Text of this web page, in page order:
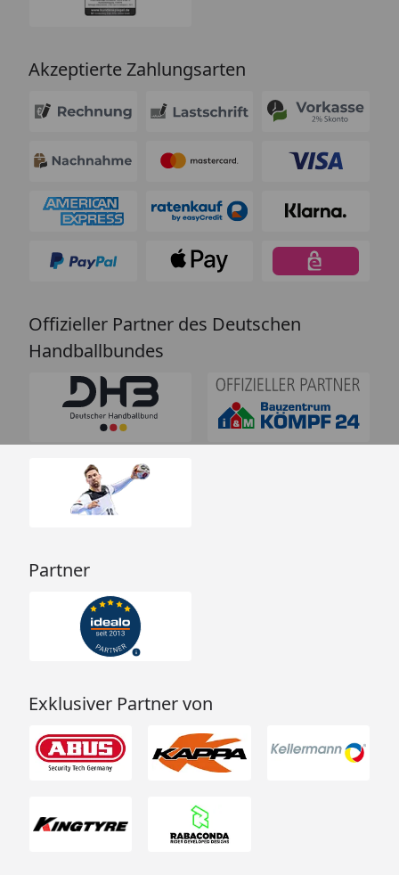
Akzeptierte Zahlungsarten
Offizieller Partner des Deutschen
Handballbundes
Partner
Exklusiver Partner von